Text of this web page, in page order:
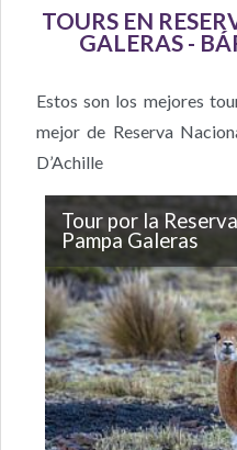
TOURS EN
GALERAS -
Estos son los mejores
mejor de Reserva
D’Achille
Tour por la
Pampa Galeras
La vicuña es uno de los
de Perú y está
En Pampa Galeras se